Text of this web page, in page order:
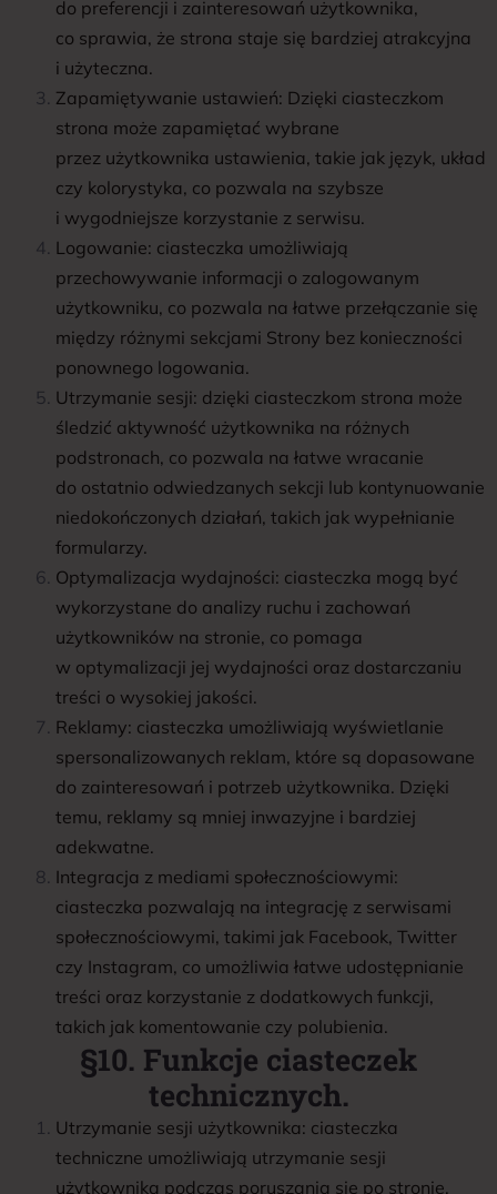
do preferencji i zainteresowań użytkownika,
co sprawia, że strona staje się bardziej atrakcyjna
i użyteczna.
Zapamiętywanie ustawień: Dzięki ciasteczkom
strona może zapamiętać wybrane
przez użytkownika ustawienia, takie jak język, układ
czy kolorystyka, co pozwala na szybsze
i wygodniejsze korzystanie z serwisu.
Logowanie: ciasteczka umożliwiają
przechowywanie informacji o zalogowanym
użytkowniku, co pozwala na łatwe przełączanie się
między różnymi sekcjami Strony bez konieczności
ponownego logowania.
Utrzymanie sesji: dzięki ciasteczkom strona może
śledzić aktywność użytkownika na różnych
podstronach, co pozwala na łatwe wracanie
do ostatnio odwiedzanych sekcji lub kontynuowanie
niedokończonych działań, takich jak wypełnianie
formularzy.
Optymalizacja wydajności: ciasteczka mogą być
wykorzystane do analizy ruchu i zachowań
użytkowników na stronie, co pomaga
w optymalizacji jej wydajności oraz dostarczaniu
treści o wysokiej jakości.
Reklamy: ciasteczka umożliwiają wyświetlanie
spersonalizowanych reklam, które są dopasowane
do zainteresowań i potrzeb użytkownika. Dzięki
temu, reklamy są mniej inwazyjne i bardziej
adekwatne.
Integracja z mediami społecznościowymi:
ciasteczka pozwalają na integrację z serwisami
społecznościowymi, takimi jak Facebook, Twitter
czy Instagram, co umożliwia łatwe udostępnianie
treści oraz korzystanie z dodatkowych funkcji,
takich jak komentowanie czy polubienia.
§10. Funkcje ciasteczek
technicznych.
Utrzymanie sesji użytkownika: ciasteczka
techniczne umożliwiają utrzymanie sesji
użytkownika podczas poruszania się po stronie,